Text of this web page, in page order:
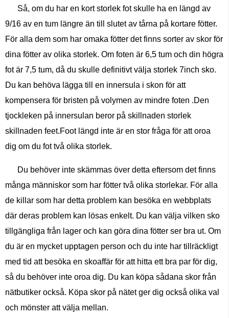
Så, om du har en kort storlek fot skulle ha en längd av
9/16 av en tum längre än till slutet av tårna på kortare fötter.
För alla dem som har omaka fötter det finns sorter av skor för
dina fötter av olika storlek. Om foten är 6,5 tum och din högra
fot är 7,5 tum, då du skulle definitivt välja storlek 7inch sko.
Du kan behöva lägga till en innersula i skon för att
kompensera för bristen på volymen av mindre foten .Den
tjockleken på innersulan beror på skillnaden storlek
skillnaden feet.Foot längd inte är en stor fråga för att oroa
dig om du fot två olika storlek.
Du behöver inte skämmas över detta eftersom det finns
många människor som har fötter två olika storlekar. För alla
de killar som har detta problem kan besöka en webbplats
där deras problem kan lösas enkelt. Du kan välja vilken sko
tillgängliga från lager och kan göra dina fötter ser bra ut. Om
du är en mycket upptagen person och du inte har tillräckligt
med tid att besöka en skoaffär för att hitta ett bra par för dig,
så du behöver inte oroa dig. Du kan köpa sådana skor från
nätbutiker också. Köpa skor på nätet ger dig också olika val
och mönster att välja mellan.